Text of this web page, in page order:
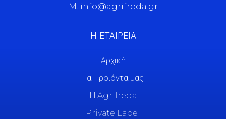
M. info@agrifreda.gr
Η ΕΤΑΙΡΕΙΑ
Αρχική
Τα Προϊόντα μας
Η Agrifreda
Private Label